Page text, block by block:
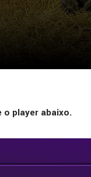
player abaixo.